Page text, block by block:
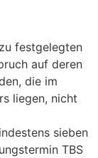
festgelegten
auf deren
die im
liegen, nicht
sieben
TBS